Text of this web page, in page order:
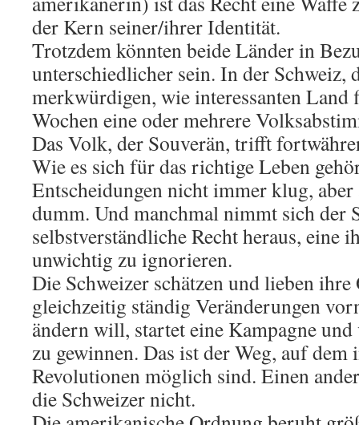
der Kern seiner/ihrer Identität.
Trotzdem könnten beide Länder in
unterschiedlicher sein. In der Schweiz,
merkwürdigen, wie interessanten Land
Wochen eine oder mehrere
Das Volk, der Souverän, trifft
Wie es sich für das richtige Leben
Entscheidungen nicht immer klug,
dumm. Und manchmal nimmt sich der
selbstverständliche Recht heraus, eine
unwichtig zu ignorieren.
Die Schweizer schätzen und lieben
gleichzeitig ständig Veränderungen
ändern will, startet eine Kampagne
zu gewinnen. Das ist der Weg, auf dem
Revolutionen möglich sind. Einen
die Schweizer nicht.